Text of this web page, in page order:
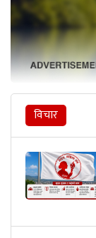
विचार